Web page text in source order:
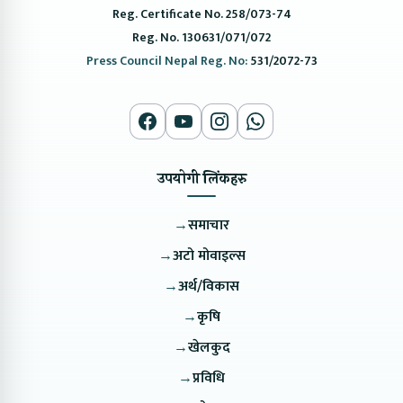
Reg. Certificate No. 258/073-74
Reg. No. 130631/071/072
Press Council Nepal Reg. No:531/2072-73
उपयोगी लिंकहरु
→समाचार
→अटो मोवाइल्स
→अर्थ/विकास
→कृषि
→खेलकुद
→प्रविधि